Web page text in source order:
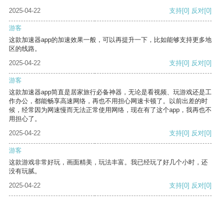
2025-04-22
支持[0] 反对[0]
游客
这款加速器app的加速效果一般，可以再提升一下，比如能够支持更多地
区的线路。
2025-04-22
支持[0] 反对[0]
游客
这款加速器app简直是居家旅行必备神器，无论是看视频、玩游戏还是工
作办公，都能畅享高速网络，再也不用担心网速卡顿了。以前出差的时
候，经常因为网速慢而无法正常使用网络，现在有了这个app，我再也不
用担心了。
2025-04-22
支持[0] 反对[0]
游客
这款游戏非常好玩，画面精美，玩法丰富。我已经玩了好几个小时，还
没有玩腻。
2025-04-22
支持[0] 反对[0]